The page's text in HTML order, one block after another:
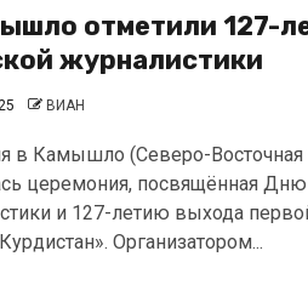
отметили 127-
журналистики
ВИАН
в Камышло (Северо-Восточная
церемония, посвящённая
и 127-летию выхода
Организатором...